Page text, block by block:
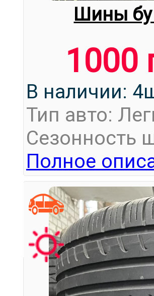
Шины бу
1000
В наличии:
Тип авто:
Сезонность
Полное